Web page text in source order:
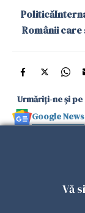
Politică
Românii
Urmăriți-ne și pe
Google News
Politica deVă